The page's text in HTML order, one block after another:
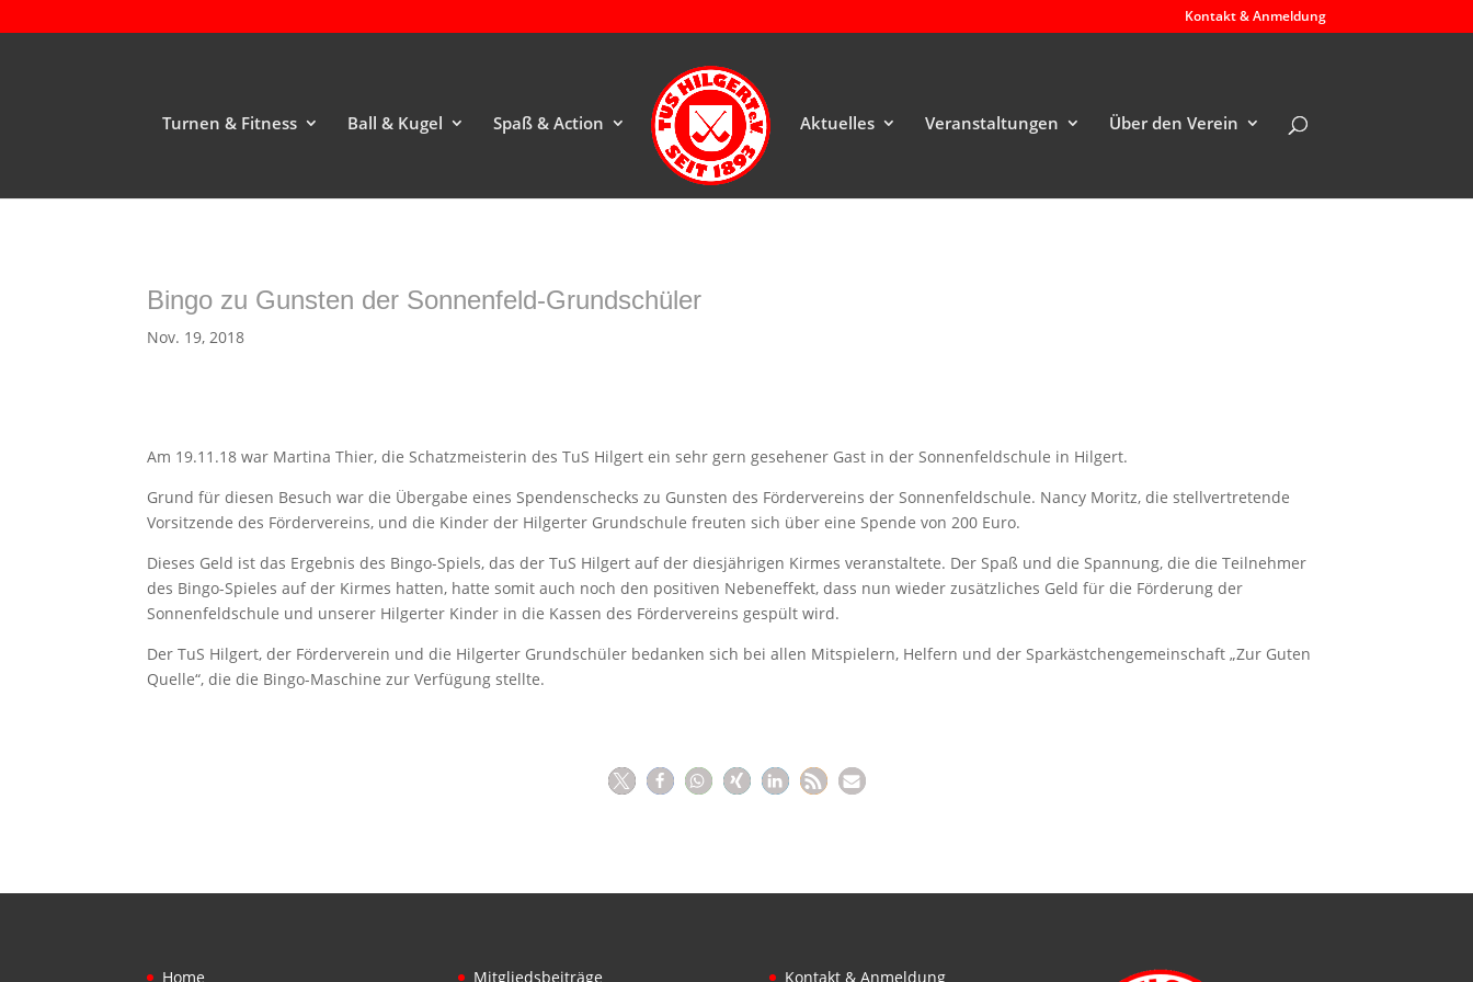
Kontakt & Anmeldung
Turnen & Fitness Ball & Kugel Spaß & Action Aktuelles Veranstaltungen Über den Verein
Bingo zu Gunsten der Sonnenfeld-Grundschüler
Nov. 19, 2018
Am 19.11.18 war Martina Thier, die Schatzmeisterin des TuS Hilgert ein sehr gern gesehener Gast in der Sonnenfeldschule in Hilgert.
Grund für diesen Besuch war die Übergabe eines Spendenschecks zu Gunsten des Fördervereins der Sonnenfeldschule. Nancy Moritz, die stellvertretende
Vorsitzende des Fördervereins, und die Kinder der Hilgerter Grundschule freuten sich über eine Spende von 200 Euro.
Dieses Geld ist das Ergebnis des Bingo-Spiels, das der TuS Hilgert auf der diesjährigen Kirmes veranstaltete. Der Spaß und die Spannung, die die Teilnehmer
des Bingo-Spieles auf der Kirmes hatten, hatte somit auch noch den positiven Nebeneffekt, dass nun wieder zusätzliches Geld für die Förderung der
Sonnenfeldschule und unserer Hilgerter Kinder in die Kassen des Fördervereins gespült wird.
Der TuS Hilgert, der Förderverein und die Hilgerter Grundschüler bedanken sich bei allen Mitspielern, Helfern und der Sparkästchengemeinschaft „Zur Guten
Quelle“, die die Bingo-Maschine zur Verfügung stellte.
Home Mitgliedsbeiträge Kontakt & Anmeldung